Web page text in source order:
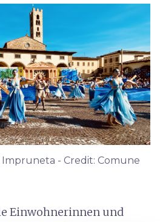
- Credit: Comune
Einwohnerinnen und